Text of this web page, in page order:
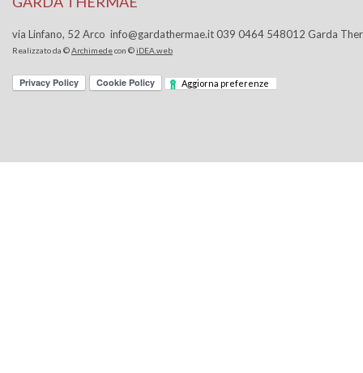
via Linfano, 52 Arco info@gardathermae.it 039 0464 548012 Garda
Realizzato da ©Archimedecon ©iDEA.web
Aggiorna preferenze